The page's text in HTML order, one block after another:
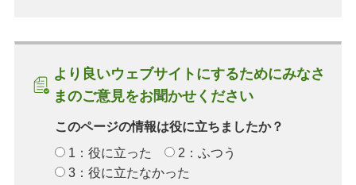
より良いウェブサイトにするためにみなさ
まのご意見をお聞かせください
このページの情報は役に立ちましたか？
1：役に立った
2：ふつう
3：役に立たなかった